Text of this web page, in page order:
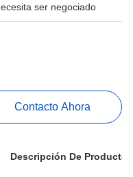
ser negociado
Contacto Ahora
Descripción De Producto